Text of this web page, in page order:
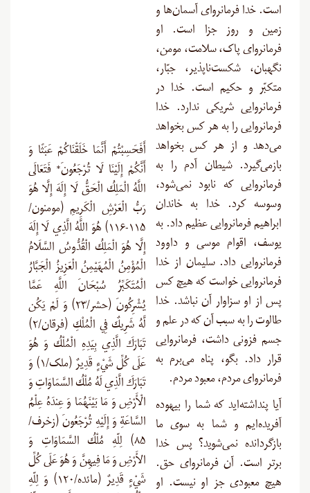
است. خدا فرمانروای آسمان‌ها و
زمین و روز جزا است. او
فرمانروای پاک، سلامت، مومن،
نگهبان، شکست‌ناپذیر، جبّار،
متکبّر و حکیم است. خدا در
فرمانروایی شریکی ندارد. خدا
فرمانروایی را به هر کس بخواهد
می‌دهد و از هر کس بخواهد
بازمی‌گیرد. شیطان آدم را به
فرمانروایی که نابود نمی‌شود،
وسوسه کرد. خدا به خاندان
ابراهیم فرمانروایی عظیم داد. به
یوسف، اقوام موسی و داوود
فرمانروایی داد. سلیمان از خدا
فرمانروایی خواست که هیچ کس
پس از او سزاوار آن نباشد. خدا
طالوت را به سبب آن که در علم و
جسم فزونی داشت، فرمانروایی
قرار داد. بگو، پناه می‌برم به
فرمانروای مردم، معبود مردم.
آیا پنداشته‌اید که شما را بیهوده
آفریده‌ایم و شما به سوی ما
بازگردانده نمی‌شوید؟ پس خدا
برتر است. آن فرمانروای حق.
هیچ معبودی جز او نیست. او
أَفَحَسِبْتُمْ أَنَّمَا خَلَقْنَاكُمْ عَبَثًا وَ
أَنَّكُمْ إِلَيْنَا لَا تُرْجَعُونَ* فَتَعَالَى
اللَّهُ الْمَلِكُ الْحَقُّ لَا إِلَهَ إِلَّا هُوَ
رَبُّ الْعَرْشِ الْكَرِيمِ (مومنون/
۱۱۵-۱۱۶) هُوَ اللَّهُ الَّذِي لَا إِلَهَ
إِلَّا هُوَ الْمَلِكُ الْقُدُّوسُ السَّلَامُ
الْمُؤْمِنُ الْمُهَيْمِنُ الْعَزِيزُ الْجَبَّارُ
الْمُتَكَبِّرُ سُبْحَانَ اللَّهِ عَمَّا
يُشْرِكُونَ (حشر/۲۳) وَ لَمْ يَكُن
لَّهُ شَرِيكٌ فِي الْمُلْكِ (فرقان/۲)
تَبَارَكَ الَّذِي بِيَدِهِ الْمُلْكُ وَ هُوَ
عَلَى كُلِّ شَيْءٍ قَدِيرٌ (ملک/۱) وَ
تَبَارَكَ الَّذِي لَهُ مُلْكُ السَّمَاوَاتِ وَ
الْأَرْضِ وَ مَا بَيْنَهُمَا وَ عِندَهُ عِلْمُ
السَّاعَةِ وَ إِلَيْهِ تُرْجَعُونَ (زخرف/
۸۵) لِلّهِ مُلْكُ السَّمَاوَاتِ وَ
الأَرْضِ وَ مَا فِيهِنَّ وَ هُوَ عَلَى كُلِّ
شَيْءٍ قَدِيرٌ (مائده/۱۲۰) وَ لِلّهِ